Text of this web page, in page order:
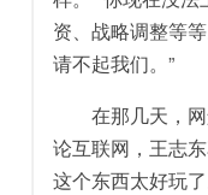
资、战略调整等
请不起我们。”
在那几天，网
论互联网，王志
这个东西太好玩